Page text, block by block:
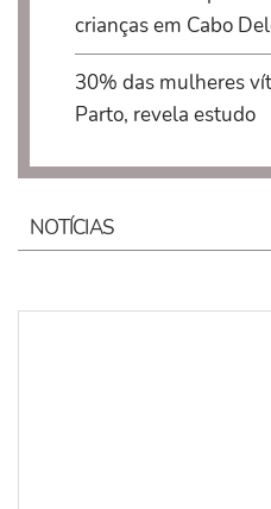
crianças em Cabo
30% das mulheres
Parto, revela estudo
NOTÍCIAS